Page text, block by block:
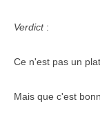
Verdict :
Ce n'est pas un
Mais que c'est